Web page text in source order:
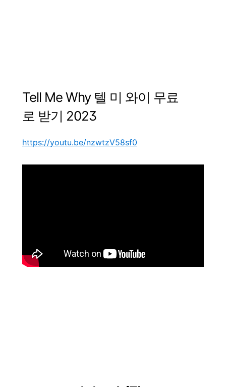
Tell Me Why 텔 미 와이 무료
로 받기 2023
https://youtu.be/nzwtzV58sf0